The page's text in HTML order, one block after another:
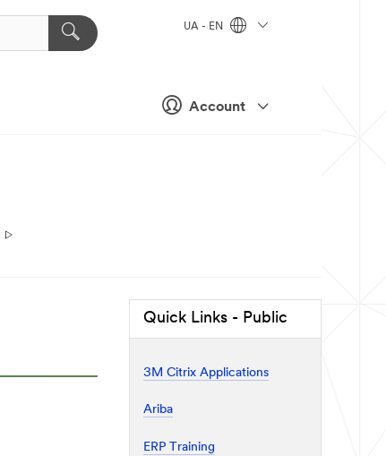
Account
UA - EN
Quick Links - Public
3M Citrix Applications
Ariba
ERP Training